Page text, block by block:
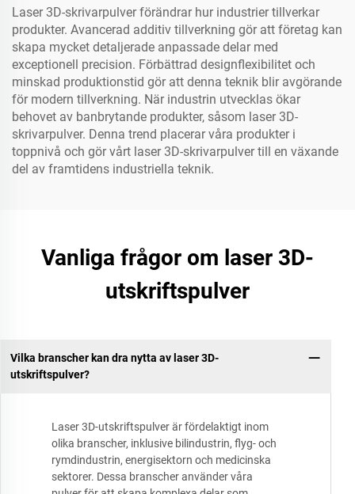
Laser 3D-skrivarpulver förändrar hur industrier tillverkar
produkter. Avancerad additiv tillverkning gör att företag kan
skapa mycket detaljerade anpassade delar med
exceptionell precision. Förbättrad designflexibilitet och
minskad produktionstid gör att denna teknik blir avgörande
för modern tillverkning. När industrin utvecklas ökar
behovet av banbrytande produkter, såsom laser 3D-
skrivarpulver. Denna trend placerar våra produkter i
toppnivå och gör vårt laser 3D-skrivarpulver till en växande
del av framtidens industriella teknik.
Vanliga frågor om laser 3D-
utskriftspulver
Vilka branscher kan dra nytta av laser 3D-
utskriftspulver?
Laser 3D-utskriftspulver är fördelaktigt inom
olika branscher, inklusive bilindustrin, flyg- och
rymdindustrin, energisektorn och medicinska
sektorer. Dessa branscher använder våra